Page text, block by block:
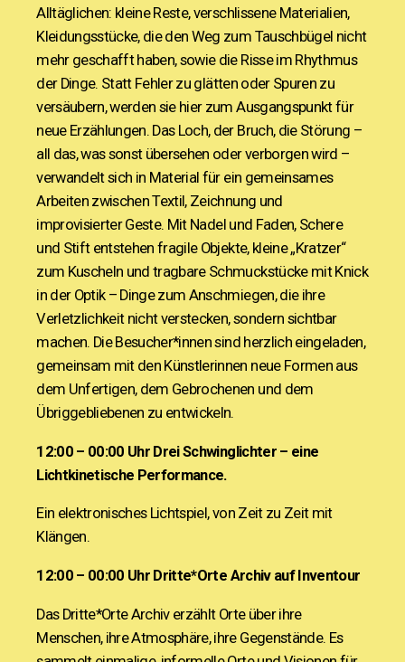
Alltäglichen: kleine Reste, verschlissene Materialien,
Kleidungsstücke, die den Weg zum Tauschbügel nicht
mehr geschafft haben, sowie die Risse im Rhythmus
der Dinge. Statt Fehler zu glätten oder Spuren zu
versäubern, werden sie hier zum Ausgangspunkt für
neue Erzählungen. Das Loch, der Bruch, die Störung –
all das, was sonst übersehen oder verborgen wird –
verwandelt sich in Material für ein gemeinsames
Arbeiten zwischen Textil, Zeichnung und
improvisierter Geste. Mit Nadel und Faden, Schere
und Stift entstehen fragile Objekte, kleine „Kratzer“
zum Kuscheln und tragbare Schmuckstücke mit Knick
in der Optik – Dinge zum Anschmiegen, die ihre
Verletzlichkeit nicht verstecken, sondern sichtbar
machen. Die Besucher*innen sind herzlich eingeladen,
gemeinsam mit den Künstlerinnen neue Formen aus
dem Unfertigen, dem Gebrochenen und dem
Übriggebliebenen zu entwickeln.
12:00 – 00:00 Uhr Drei Schwinglichter – eine
Lichtkinetische Performance.
Ein elektronisches Lichtspiel, von Zeit zu Zeit mit
Klängen.
12:00 – 00:00 Uhr Dritte*Orte Archiv auf Inventour
Das Dritte*Orte Archiv erzählt Orte über ihre
Menschen, ihre Atmosphäre, ihre Gegenstände. Es